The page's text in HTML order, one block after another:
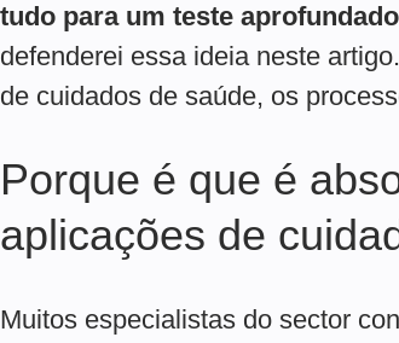
tudo para um teste
defenderei essa ideia neste
de cuidados de saúde, os
Porque é que é
aplicações de
Muitos especialistas do sector